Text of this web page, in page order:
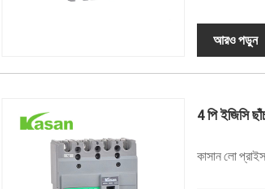
আরও পড়ুন
4 পি ইজিসি
কাসান লো